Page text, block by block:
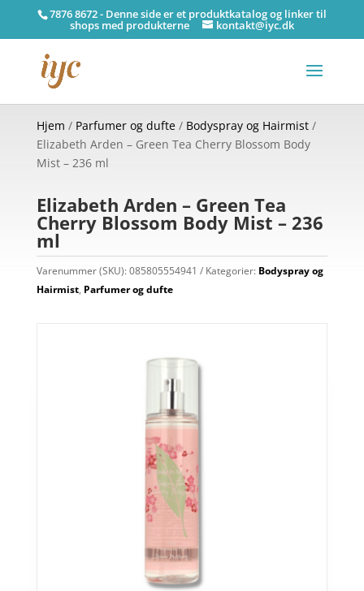
7876 8672 - Denne side er et produktkatalog og linker til
shops med produkterne kontakt@iyc.dk
Hjem / Parfumer og dufte/ Bodyspray og Hairmist/
Elizabeth Arden – Green Tea Cherry Blossom Body
Mist – 236 ml
Elizabeth Arden – Green Tea
Cherry Blossom Body Mist – 236
ml
Varenummer (SKU):085805554941 Kategorier: Bodyspray og
Hairmist, Parfumer og dufte